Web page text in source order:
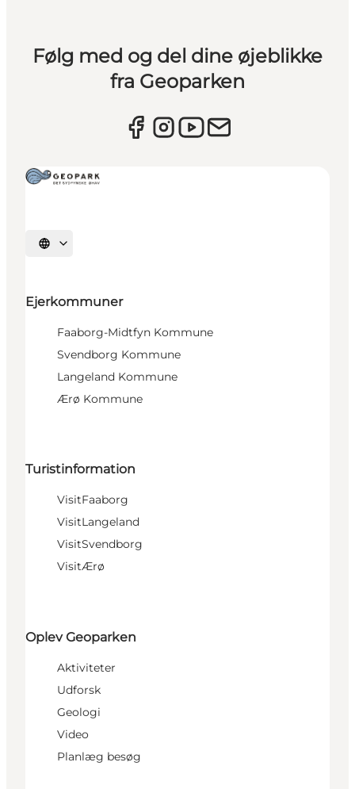
Følg med og del dine øjeblikke
fra Geoparken
Vælg sprog
Ejerkommuner
Faaborg-Midtfyn Kommune
Svendborg Kommune
Langeland Kommune
Ærø Kommune
Turistinformation
VisitFaaborg
VisitLangeland
VisitSvendborg
VisitÆrø
Oplev Geoparken
Aktiviteter
Udforsk
Geologi
Video
Planlæg besøg